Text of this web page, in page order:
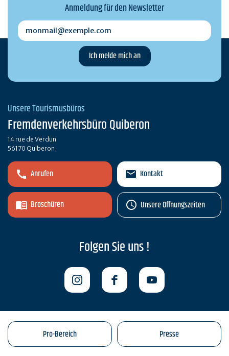
Anmeldung für den Newsletter
monmail@exemple.com
Unsere Tourismusbüros
Fremdenverkehrsbüro Quiberon
14 rue de Verdun
56170 Quiberon
Anrufen
Broschüren
Kontakt
Unsere Öffnungszeiten
Folgen Sie uns !
Pro-Bereich Presse